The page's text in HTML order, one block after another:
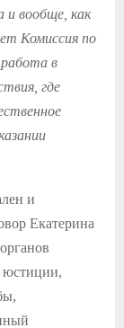
и вообще, как
Комиссия по
работа в
где
и
Екатерина
юстиции,